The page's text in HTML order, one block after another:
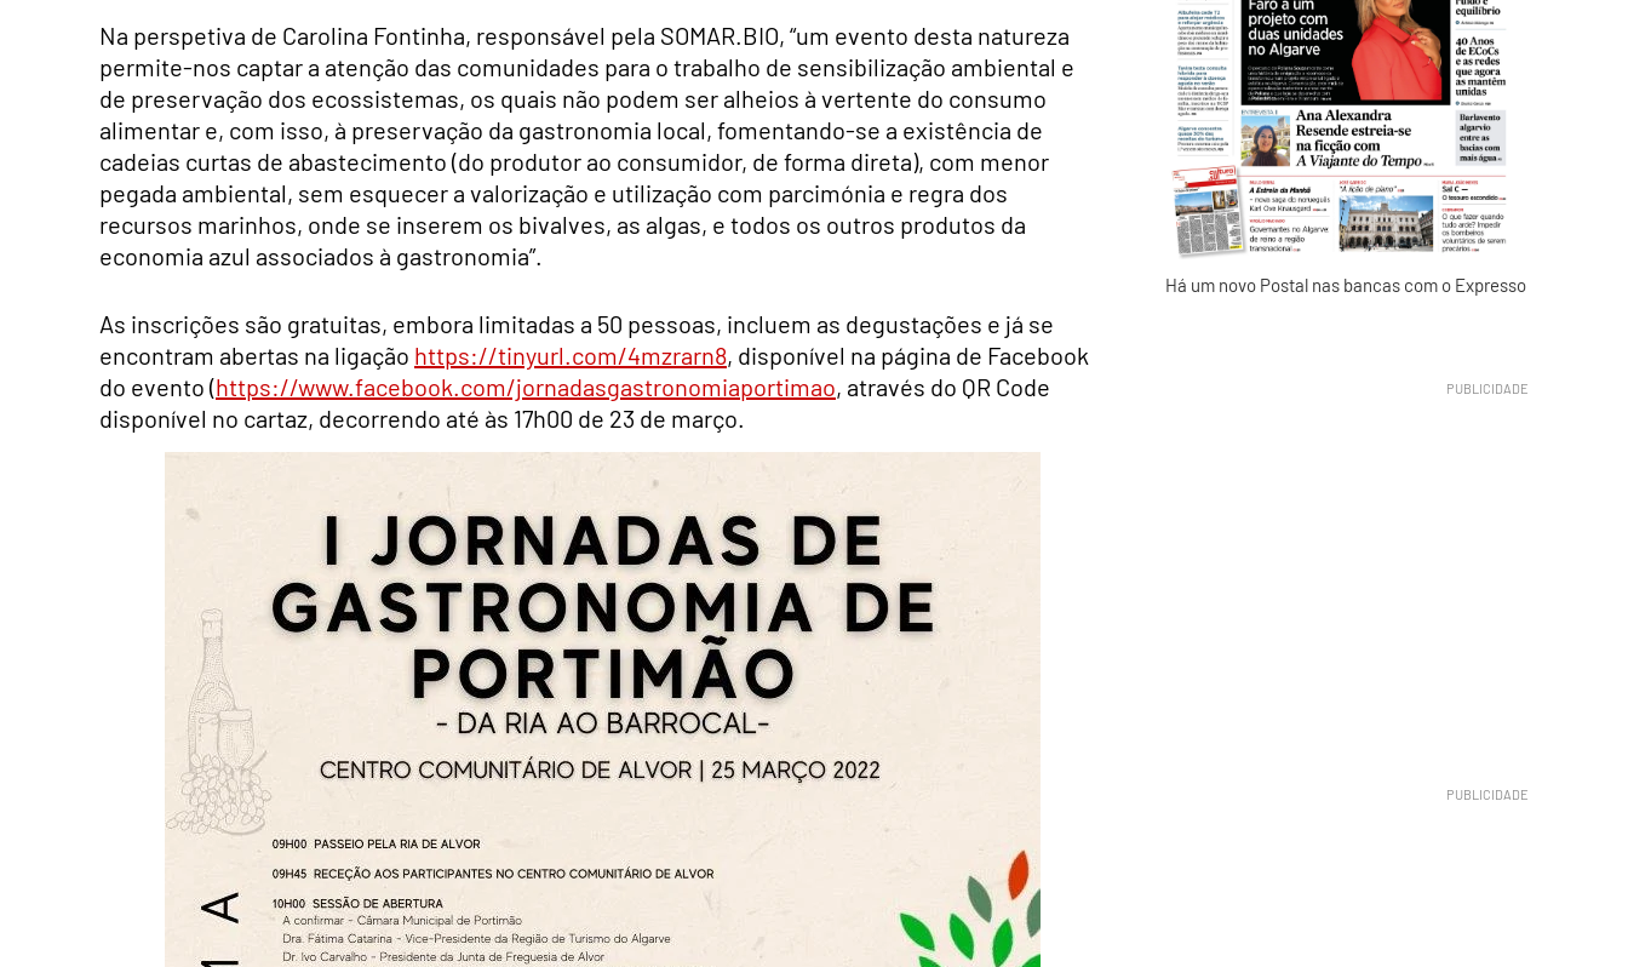
Na perspetiva de Carolina Fontinha, responsável pela SOMAR.BIO, “um evento desta natureza
permite-nos captar a atenção das comunidades para o trabalho de sensibilização ambiental e
de preservação dos ecossistemas, os quais não podem ser alheios à vertente do consumo
alimentar e, com isso, à preservação da gastronomia local, fomentando-se a existência de
cadeias curtas de abastecimento (do produtor ao consumidor, de forma direta), com menor
pegada ambiental, sem esquecer a valorização e utilização com parcimónia e regra dos
recursos marinhos, onde se inserem os bivalves, as algas, e todos os outros produtos da
economia azul associados à gastronomia”.
As inscrições são gratuitas, embora limitadas a 50 pessoas, incluem as degustações e já se
encontram abertas na ligação https://tinyurl.com/4mzrarn8, disponível na página de Facebook
do evento (https://www.facebook.com/jornadasgastronomiaportimao, através do QR Code
disponível no cartaz, decorrendo até às 17h00 de 23 de março.
Há um novo Postal nas bancas com o Expresso